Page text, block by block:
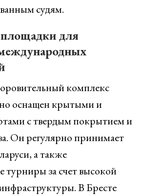
судям.
для
комплекс
оснащен крытыми и
с твердым покрытием и
Он регулярно принимает
а также
за счет высокой
В Бресте